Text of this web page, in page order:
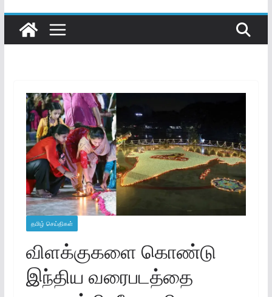
தமிழ் செய்திகள்
விளக்குகளை கொண்டு
இந்திய வரைபடத்தை